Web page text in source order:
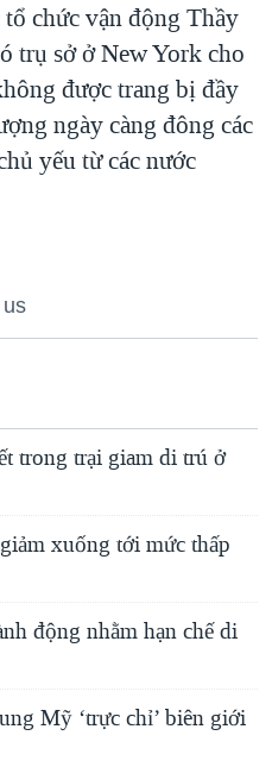
chức vận động Thầy
trụ sở ở New York cho
được trang bị đầy
ngày càng đông các
yếu từ các nước
trong trại giam di trú ở
xuống tới mức thấp
động nhằm hạn chế di
Mỹ ‘trực chỉ’ biên giới